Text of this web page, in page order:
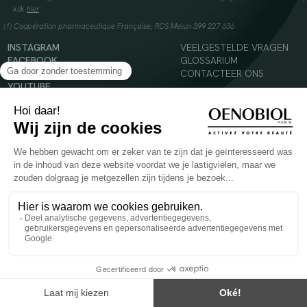
klik hier
(1) Coopération pharmaceutique Française, RCS Melun 399 227 636
INSTAGRAM
FACEBOOK
TIKTOK
YOUTUBE
VEELGESTELDE VRAGEN
GLOSSARIUM
CONTACTEER ONS
Voedingssupplement dat moet worden geconsumeerd als onderdeel van een gevarieerde,
evenwichtige voeding en een gezonde levensstijl. Aanbevolen dagelijkse dosis niet
overschrijden. Enkel voor volwassenen, buiten het bereik van kinderen houden.